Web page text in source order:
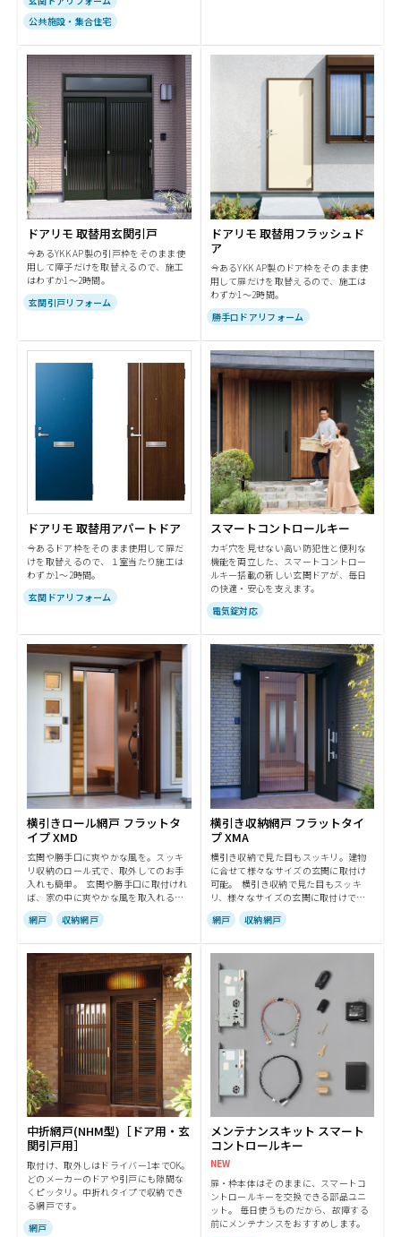
公共施設・集合住宅
ドアリモ 取替用玄関引戸
今あるYKK AP製の引戸枠をそのまま使
用して障子だけを取替えるので、施工
はわずか1～2時間。
玄関引戸リフォーム
ドアリモ 取替用フラッシュド
ア
今あるYKK AP製のドア枠をそのまま使
用して扉だけを取替えるので、施工は
わずか1～2時間。
勝手口ドアリフォーム
ドアリモ 取替用アパートドア
今あるドア枠をそのまま使用して扉だ
けを取替えるので、１室当たり施工は
わずか1～2時間。
玄関ドアリフォーム
スマートコントロールキー
カギ穴を見せない高い防犯性と便利な
機能を両立した、スマートコントロー
ルキー搭載の新しい玄関ドアが、毎日
の快適・安心を支えます。
電気錠対応
横引きロール網戸 フラットタ
イプ XMD
玄関や勝手口に爽やかな風を。スッキ
リ収納のロール式で、取外してのお手
入れも簡単。 玄関や勝手口に取付けれ
ば、家の中に爽やかな風を取入れるこ
とができます。使用しない時は、スッ
キリ収納。お手入れも、網戸本体を簡
網戸 収納網戸
横引き収納網戸 フラットタイ
プ XMA
横引き収納で見た目もスッキリ。建物
に合せて様々なサイズの玄関に取付け
可能。 横引き収納で見た目もスッキ
リ、様々なサイズの玄関に取付けでき
ます。片引きタイプのほかに、両引き
タイプもご用意。ネットにはプリーツ
ン性に配慮しています。
網戸 収納網戸
中折網戸(NHM型)［ドア用・玄
関引戸用］
取付け、取外しはドライバー1本でOK。
どのメーカーのドアや引戸にも隙間な
くピッタリ。中折れタイプで収納でき
る網戸です。
網戸
メンテナンスキット スマート
コントロールキー
NEW
扉・枠本体はそのままに、スマートコ
ントロールキーを交換できる部品ユニ
ット。 毎日使うものだから、故障する
前にメンテナンスをおすすめします。